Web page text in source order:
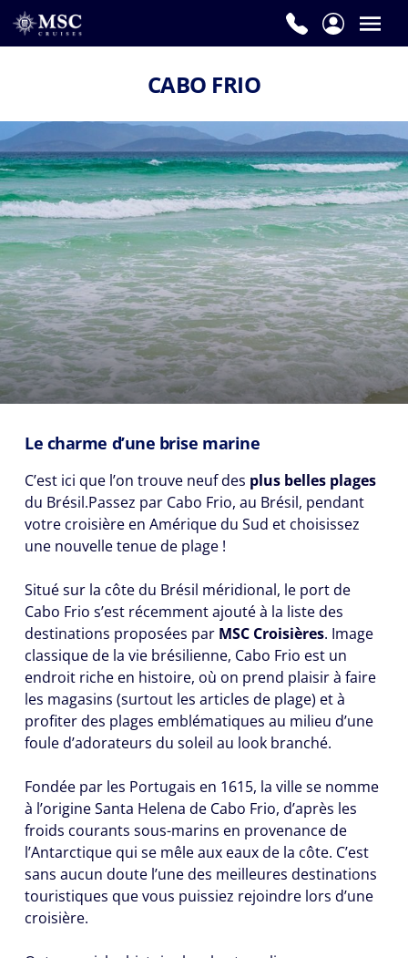
CABO FRIO
Le charme d’une brise marine
C’est ici que l’on trouve neuf des plus belles plages
du Brésil.Passez par Cabo Frio, au Brésil, pendant
votre croisière en Amérique du Sud et choisissez
une nouvelle tenue de plage !
Situé sur la côte du Brésil méridional, le port de
Cabo Frio s’est récemment ajouté à la liste des
destinations proposées par MSC Croisières. Image
classique de la vie brésilienne, Cabo Frio est un
endroit riche en histoire, où on prend plaisir à faire
les magasins (surtout les articles de plage) et à
profiter des plages emblématiques au milieu d’une
foule d’adorateurs du soleil au look branché.
Fondée par les Portugais en 1615, la ville se nomme
à l’origine Santa Helena de Cabo Frio, d’après les
froids courants sous-marins en provenance de
l’Antarctique qui se mêle aux eaux de la côte. C’est
sans aucun doute l’une des meilleures destinations
touristiques que vous puissiez rejoindre lors d’une
croisière.